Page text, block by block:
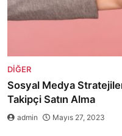
DIĞER
Sosyal Medya
Takipçi Satın Alma
admin Mayıs 27, 2023